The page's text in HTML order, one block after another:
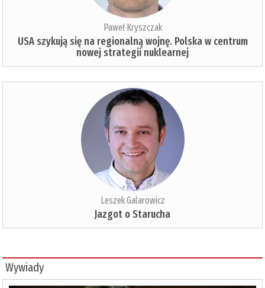
Paweł Kryszczak
USA szykują się na regionalną wojnę. Polska w centrum
nowej strategii nuklearnej
Leszek Galarowicz
Jazgot o Starucha
Wywiady